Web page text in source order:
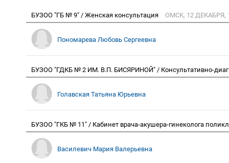
БУЗОО "ГБ № 9" / Женская консультация ОМСК, 12 ДЕКАБРЯ,
Пономарева Любовь Сергеевна
БУЗОО "ГДКБ № 2 ИМ. В.П. БИСЯРИНОЙ" / Консультативно-
Голавская Татьяна Юрьевна
БУЗОО "ГКБ № 11" / Кабинет врача-акушера-гинеколога
Василевич Мария Валерьевна